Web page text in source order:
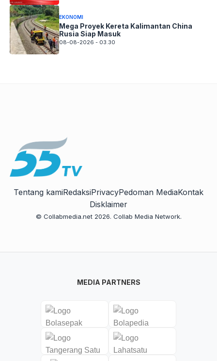
EKONOMI
Mega Proyek Kereta Kalimantan China
Rusia Siap Masuk
08-08-2026 - 03.30
Tentang kamiRedaksiPrivacyPedoman MediaKontak
Disklaimer
© Collabmedia.net 2026. Collab Media Network.
MEDIA PARTNERS